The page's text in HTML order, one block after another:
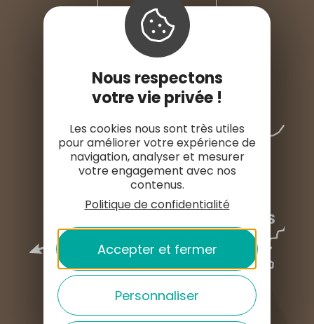
ESPACE PRESSE
Nous respectons
votre vie privée !
Les cookies nous sont très utiles
pour améliorer votre expérience de
navigation, analyser et mesurer
votre engagement avec nos
contenus.
Politique de confidentialité
Accepter et fermer
Personnaliser